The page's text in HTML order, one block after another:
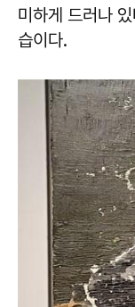
미하게 드러나
습이다.